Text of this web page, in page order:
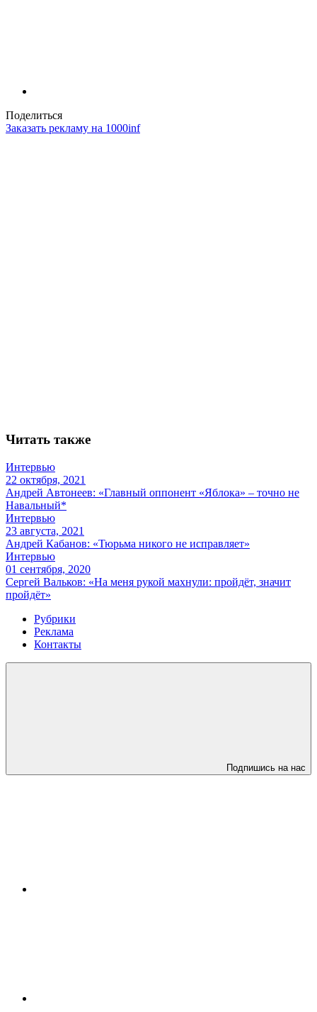
Поделиться
Заказать рекламу на 1000inf
Читать также
Интервью
22 октября, 2021
Андрей Автонеев: «Главный оппонент «Яблока» – точно не
Навальный*
Интервью
23 августа, 2021
Андрей Кабанов: «Тюрьма никого не исправляет»
Интервью
01 сентября, 2020
Сергей Вальков: «На меня рукой махнули: пройдёт, значит
пройдёт»
Рубрики
Реклама
Контакты
Подпишись на нас